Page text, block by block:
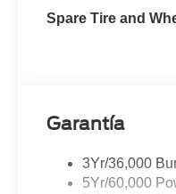
Spare Tire and
Garantía
3Yr/36,000
5Yr/60,000